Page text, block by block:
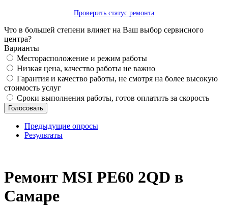
Проверить статус ремонта
Что в большей степени влияет на Ваш выбор сервисного
центра?
Варианты
Месторасположение и режим работы
Низкая цена, качество работы не важно
Гарантия и качество работы, не смотря на более высокую
стоимость услуг
Сроки выполнения работы, готов оплатить за скорость
Предыдущие опросы
Результаты
Ремонт MSI PE60 2QD в
Самаре